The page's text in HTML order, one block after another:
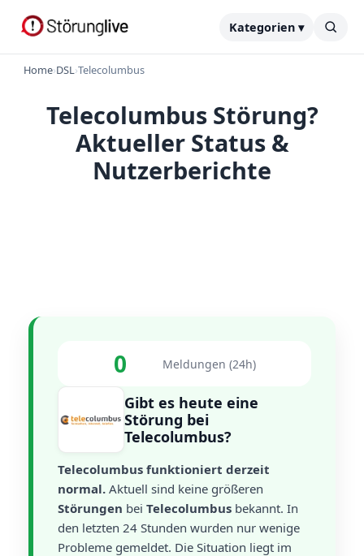
Kategorien ▾
Home›DSL›Telecolumbus
Telecolumbus Störung?
Aktueller Status &
Nutzerberichte
0 Meldungen (24h)
Gibt es heute eine
Störung bei
Telecolumbus?
Telecolumbus funktioniert derzeit
normal. Aktuell sind keine größeren
Störungen bei Telecolumbus bekannt. In
den letzten 24 Stunden wurden nur wenige
Probleme gemeldet. Die Situation liegt im